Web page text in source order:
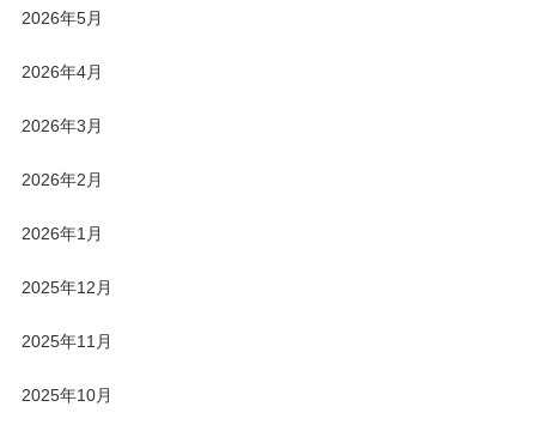
2026年5月
2026年4月
2026年3月
2026年2月
2026年1月
2025年12月
2025年11月
2025年10月